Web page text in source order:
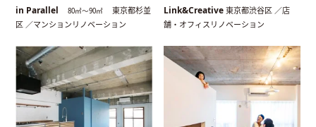
in Parallel 80㎡〜90㎡
東京都杉並
区 ／マンションリノベーション
Link&Creative東京都渋谷区 ／店
舗・オフィスリノベーション